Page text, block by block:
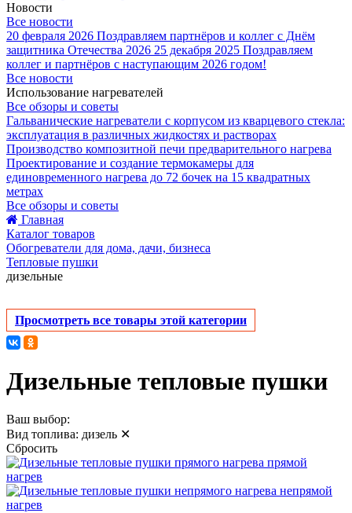
Новости
Все новости
20 февраля 2026 Поздравляем партнёров и коллег с Днём
защитника Отечества 2026 25 декабря 2025 Поздравляем
коллег и партнёров с наступающим 2026 годом!
Все новости
Использование нагревателей
Все обзоры и советы
Гальванические нагреватели с корпусом из кварцевого стекла:
эксплуатация в различных жидкостях и растворах
Производство композитной печи предварительного нагрева
Проектирование и создание термокамеры для
единовременного нагрева до 72 бочек на 15 квадратных
метрах
Все обзоры и советы
Главная
Каталог товаров
Обогреватели для дома, дачи, бизнеса
Тепловые пушки
дизельные
Просмотреть все товары этой категории
Дизельные тепловые пушки
Ваш выбор:
Вид топлива: дизель ✕
Сбросить
прямой
нагрев
непрямой
нагрев